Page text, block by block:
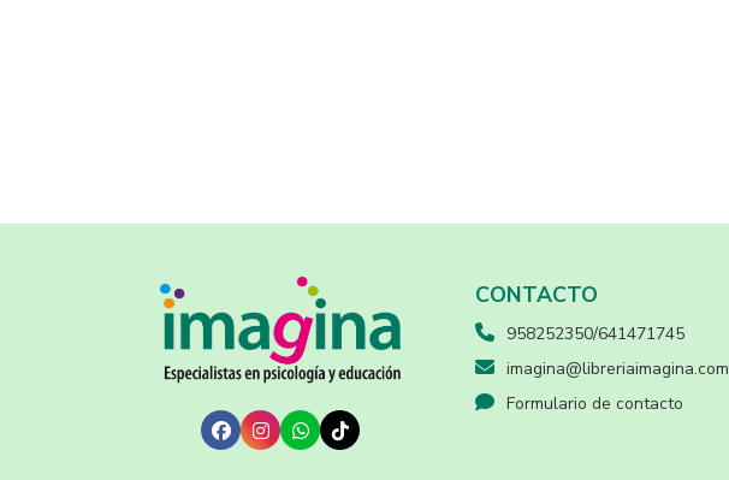
CONTACTO
958252350/641471745
imagina@libreriaimagina.com
Formulario de contacto